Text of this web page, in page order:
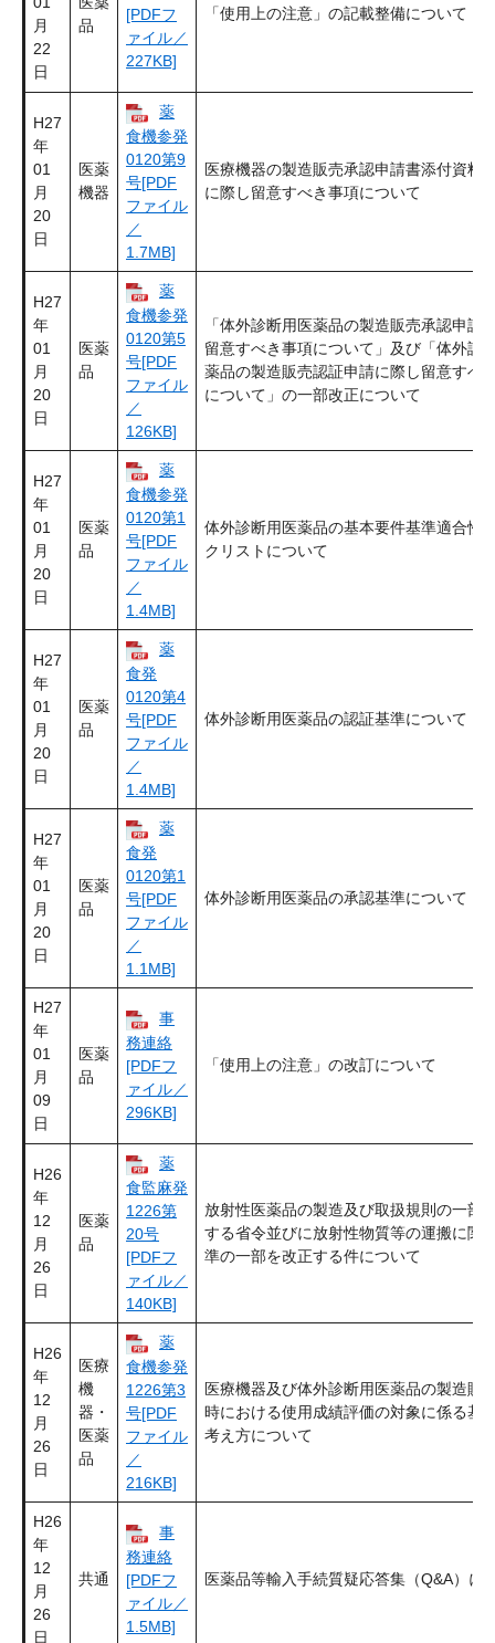
月
22
日
品
[PDFフ
ァイル／
227KB]
「使用上の注意」の記載整備について
H27
年
01
月
20
日
医薬
機器
薬
食機参発
0120第9
号[PDF
ファイル
／
1.7MB]
医療機器の製造販売承認申請書添付資料
に際し留意すべき事項について
H27
年
01
月
20
日
医薬
品
薬
食機参発
0120第5
号[PDF
ファイル
／
126KB]
「体外診断用医薬品の製造販売承認申請
留意すべき事項について」及び「体外診
薬品の製造販売認証申請に際し留意すべ
について」の一部改正について
H27
年
01
月
20
日
医薬
品
薬
食機参発
0120第1
号[PDF
ファイル
／
1.4MB]
体外診断用医薬品の基本要件基準適合性
クリストについて
H27
年
01
月
20
日
医薬
品
薬
食発
0120第4
号[PDF
ファイル
／
1.4MB]
体外診断用医薬品の認証基準について
H27
年
01
月
20
日
医薬
品
薬
食発
0120第1
号[PDF
ファイル
／
1.1MB]
体外診断用医薬品の承認基準について
H27
年
01
月
09
日
医薬
品
事
務連絡
[PDFフ
ァイル／
296KB]
「使用上の注意」の改訂について
H26
年
12
月
26
日
医薬
品
薬
食監麻発
1226第
20号
[PDFフ
ァイル／
140KB]
放射性医薬品の製造及び取扱規則の一部
する省令並びに放射性物質等の運搬に関
準の一部を改正する件について
H26
年
12
月
26
日
医療
機
器・
医薬
品
薬
食機参発
1226第3
号[PDF
ファイル
／
216KB]
医療機器及び体外診断用医薬品の製造販
時における使用成績評価の対象に係る基
考え方について
H26
年
12
月
26
日
共通
事
務連絡
[PDFフ
ァイル／
1.5MB]
医薬品等輸入手続質疑応答集（Q&A）に